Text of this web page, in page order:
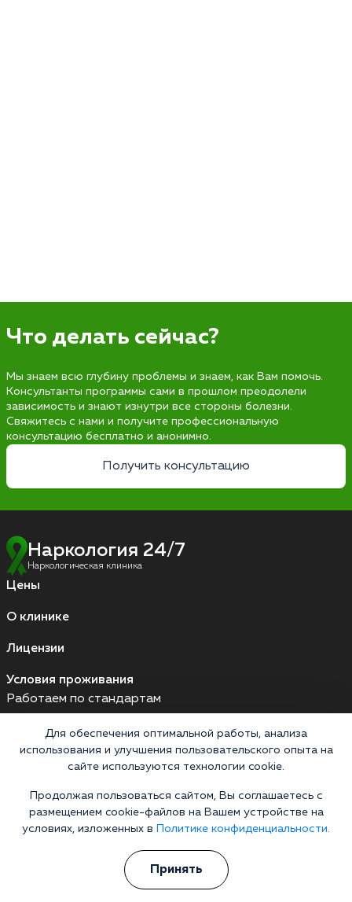
Что делать сейчас?
Мы знаем всю глубину проблемы и знаем, как Вам помочь.
Консультанты программы сами в прошлом преодолели
зависимость и знают изнутри все стороны болезни.
Свяжитесь с нами и получите профессиональную
консультацию бесплатно и анонимно.
Получить консультацию
Наркология 24/7
Наркологическая клиника
Цены
О клинике
Лицензии
Условия проживания
Выездные бригады работают круглосуточно
Работаем по стандартам
Версия для слабовидящих
Карты МИР Наличные
Для обеспечения оптимальной работы, анализа
использования и улучшения пользовательского опыта на
сайте используются технологии cookie.
Продолжая пользоваться сайтом, Вы соглашаетесь с
размещением cookie-файлов на Вашем устройстве на
условиях, изложенных в
Политике конфиденциальности.
Принять